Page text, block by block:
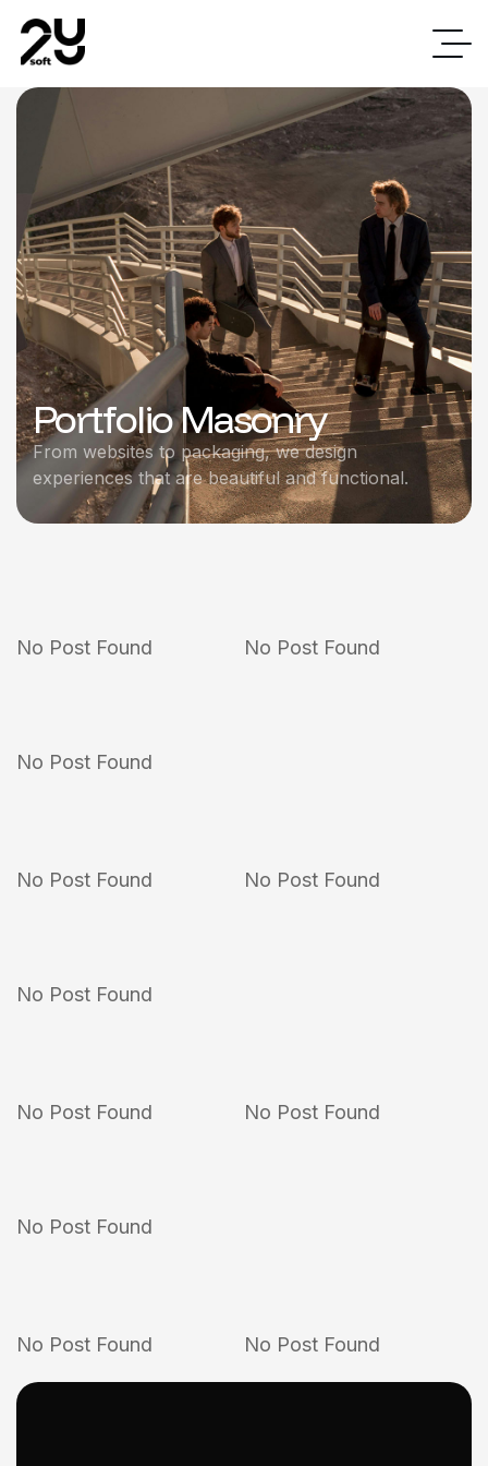
Portfolio Masonry
From websites to packaging, we design
experiences that are beautiful and functional.
No Post Found No Post Found
No Post Found
No Post Found No Post Found
No Post Found
No Post Found No Post Found
No Post Found
No Post Found No Post Found